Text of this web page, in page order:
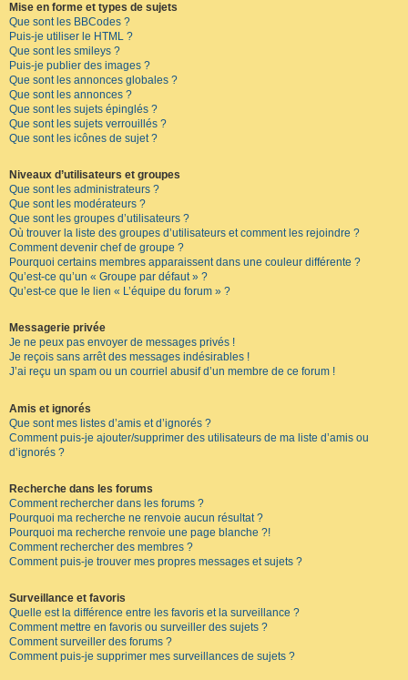
Mise en forme et types de sujets
Que sont les BBCodes ?
Puis-je utiliser le HTML ?
Que sont les smileys ?
Puis-je publier des images ?
Que sont les annonces globales ?
Que sont les annonces ?
Que sont les sujets épinglés ?
Que sont les sujets verrouillés ?
Que sont les icônes de sujet ?
Niveaux d’utilisateurs et groupes
Que sont les administrateurs ?
Que sont les modérateurs ?
Que sont les groupes d’utilisateurs ?
Où trouver la liste des groupes d’utilisateurs et comment les rejoindre ?
Comment devenir chef de groupe ?
Pourquoi certains membres apparaissent dans une couleur différente ?
Qu’est-ce qu’un « Groupe par défaut » ?
Qu’est-ce que le lien « L’équipe du forum » ?
Messagerie privée
Je ne peux pas envoyer de messages privés !
Je reçois sans arrêt des messages indésirables !
J’ai reçu un spam ou un courriel abusif d’un membre de ce forum !
Amis et ignorés
Que sont mes listes d’amis et d’ignorés ?
Comment puis-je ajouter/supprimer des utilisateurs de ma liste d’amis ou
d’ignorés ?
Recherche dans les forums
Comment rechercher dans les forums ?
Pourquoi ma recherche ne renvoie aucun résultat ?
Pourquoi ma recherche renvoie une page blanche ?!
Comment rechercher des membres ?
Comment puis-je trouver mes propres messages et sujets ?
Surveillance et favoris
Quelle est la différence entre les favoris et la surveillance ?
Comment mettre en favoris ou surveiller des sujets ?
Comment surveiller des forums ?
Comment puis-je supprimer mes surveillances de sujets ?